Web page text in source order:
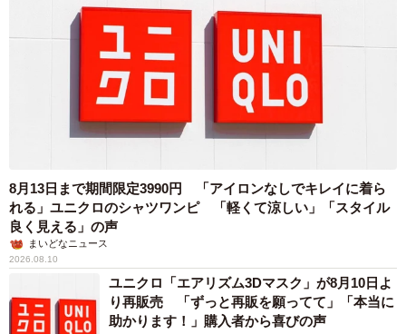
8月13日まで期間限定3990円 「アイロンなしでキレイに着ら
れる」ユニクロのシャツワンピ 「軽くて涼しい」「スタイル
良く見える」の声
まいどなニュース
2026.08.10
ユニクロ「エアリズム3Dマスク」が8月10日よ
り再販売 「ずっと再販を願ってて」「本当に
助かります！」購入者から喜びの声